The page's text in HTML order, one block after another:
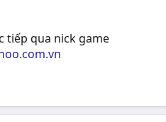
tiếp qua nick game